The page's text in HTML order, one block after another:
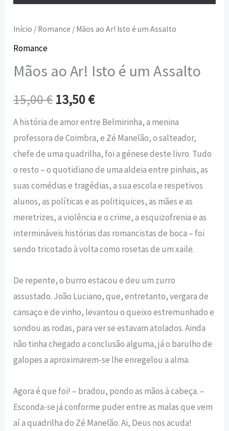
Início / Romance / Mãos ao Ar! Isto é um Assalto
Romance
Mãos ao Ar! Isto é um Assalto
15,00€ 13,50€
A história de amor entre Belmirinha, a menina
professora de Coimbra, e Zé Manelão, o salteador,
chefe de uma quadrilha, foi a génese deste livro. Tudo
o resto – o quotidiano de uma aldeia entre pinhais, as
suas comédias e tragédias, a sua escola e respetivos
alunos, as políticas e as politiquices, as mães e as
meretrizes, a violência e o crime, a esquizofrenia e as
intermináveis histórias das romancistas de boca – foi
sendo tricotado à volta como rosetas de um xaile.
De repente, o burro estacou e deu um zurro
assustado. João Luciano, que, entretanto, vergara de
cansaço e de vinho, levantou o queixo estremunhado e
sondou as rodas, para ver se estavam atolados. Ainda
não tinha chegado a conclusão alguma, já o barulho de
galopes a aproximarem-se lhe enregelou a alma.
Agora é que foi! – bradou, pondo as mãos à cabeça. –
Esconda-se já conforme puder entre as malas que vem
aí a quadrilha do Zé Manelão. Ai, Deus nos acuda!